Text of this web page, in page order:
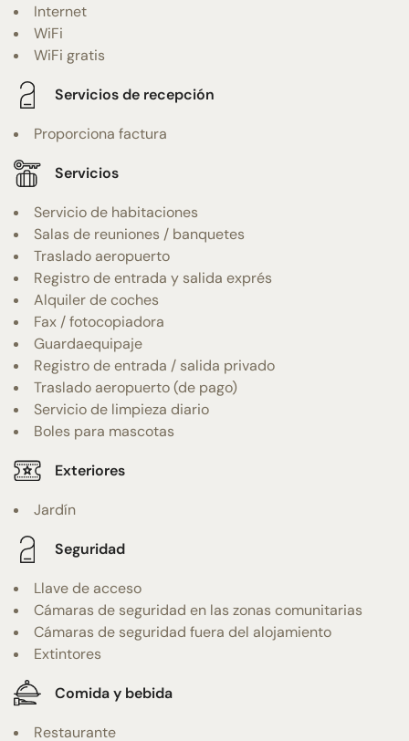
Internet
WiFi
WiFi gratis
Servicios de recepción
Proporciona factura
Servicios
Servicio de habitaciones
Salas de reuniones / banquetes
Traslado aeropuerto
Registro de entrada y salida exprés
Alquiler de coches
Fax / fotocopiadora
Guardaequipaje
Registro de entrada / salida privado
Traslado aeropuerto (de pago)
Servicio de limpieza diario
Boles para mascotas
Exteriores
Jardín
Seguridad
Llave de acceso
Cámaras de seguridad en las zonas comunitarias
Cámaras de seguridad fuera del alojamiento
Extintores
Comida y bebida
Restaurante